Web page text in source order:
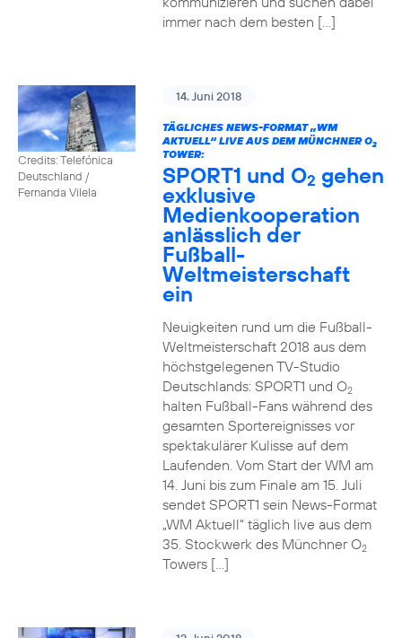
immer nach dem besten […]
Credits: Telefónica
Deutschland /
Fernanda Vilela
14. Juni 2018
TÄGLICHES NEWS-FORMAT „WM
AKTUELL“ LIVE AUS DEM MÜNCHNER O2
TOWER:
SPORT1 und O2 gehen
exklusive
Medienkooperation
anlässlich der
Fußball-
Weltmeisterschaft
ein
Neuigkeiten rund um die Fußball-
Weltmeisterschaft 2018 aus dem
höchstgelegenen TV-Studio
Deutschlands: SPORT1 und O2
halten Fußball-Fans während des
gesamten Sportereignisses vor
spektakulärer Kulisse auf dem
Laufenden. Vom Start der WM am
14. Juni bis zum Finale am 15. Juli
sendet SPORT1 sein News-Format
„WM Aktuell“ täglich live aus dem
35. Stockwerk des Münchner O2
Towers […]